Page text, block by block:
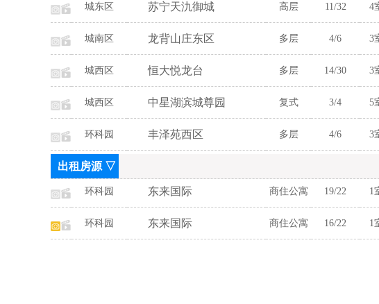
城东区 苏宁天氿御城 高层 11/32 4
城南区 龙背山庄东区 多层 4/6 3
城西区 恒大悦龙台 多层 14/30 3
城西区 中星湖滨城尊园 复式 3/4 5
环科园 丰泽苑西区 多层 4/6 3
出租房源 ▽
环科园 东来国际 商住公寓 19/22 1
环科园 东来国际 商住公寓 16/22 1